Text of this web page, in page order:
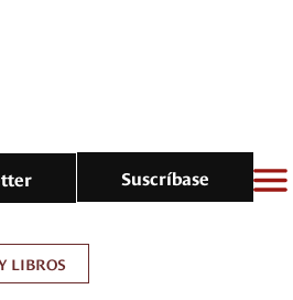
Suscríbase
LIBROS